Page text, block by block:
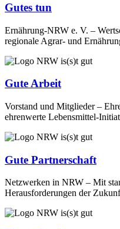
Gutes tun
Ernährung-NRW e. V. –
regionale Agrar- und
Gute Arbeit
Vorstand und Mitglieder –
ehrenwerte Lebensmittel-
Gute Partnerschaft
Netzwerken in NRW – Mit
Herausforderungen der